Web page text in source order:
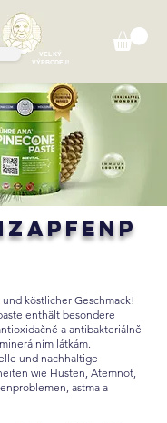
VELKÝ
VÝPRODEJ!
köstlicher Geschmack!
enthält besondere
a antibakteriálně
látkám.
und nachhaltige
wie Husten, Atemnot,
astma a